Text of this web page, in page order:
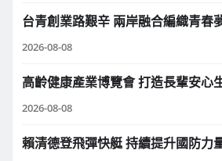
台青創業路艱辛 兩岸融合編織青春
2026-08-08
高齡健康產業博覽會 打造長輩安心
2026-08-08
賴清德登飛彈快艇 持續提升國防力